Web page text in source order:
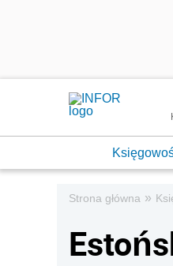
Strona główna »